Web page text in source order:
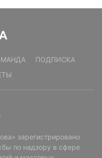
ПОДПИСКА
зарегистрировано
по надзору в сфере